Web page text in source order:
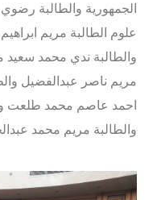
الجمهورية والطالبة
علوم الطالبة مريم
والطالبة ندي محمد سعيد
مريم ناصر عبدالفضيل
احمد عاصم محمد طلعت
والطالبة مريم محمد